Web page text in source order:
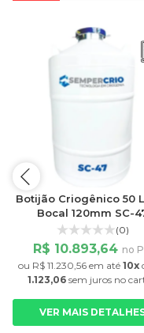
Botijão Criogênico 50
Bocal 120mm SC-
(0)
R$ 10.893,64 no
ou R$ 11.230,56em até 10x
1.123,06 sem juros no
VER MAIS